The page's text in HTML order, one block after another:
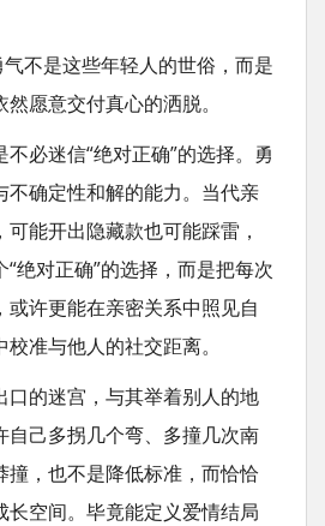
气不是这些年轻人的世俗，而是
愿意交付真心的洒脱。
必迷信“绝对正确”的选择。勇
不确定性和解的能力。当代亲
能开出隐藏款也可能踩雷，
绝对正确”的选择，而是把每次
或许更能在亲密关系中照见自
准与他人的社交距离。
口的迷宫，与其举着别人的地
自己多拐几个弯、多撞几次南
撞，也不是降低标准，而恰恰
长空间。毕竟能定义爱情结局